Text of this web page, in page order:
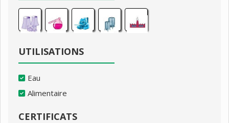
UTILISATIONS
Eau
Alimentaire
CERTIFICATS